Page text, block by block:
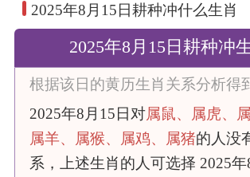
2025年8月15日耕种冲什么生肖
2025年8月15日耕种冲
根据该日的黄历生肖关系分析得
2025年8月15日对属鼠、属虎、
属羊、属猴、属鸡、属猪的人没
系，上述生肖的人可选择 2025